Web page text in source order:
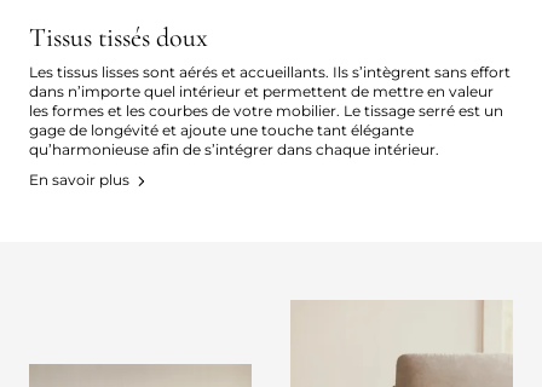
Tissus tissés doux
Les tissus lisses sont aérés et accueillants. Ils s’intègrent sans effort
dans n’importe quel intérieur et permettent de mettre en valeur
les formes et les courbes de votre mobilier. Le tissage serré est un
gage de longévité et ajoute une touche tant élégante
qu’harmonieuse afin de s’intégrer dans chaque intérieur.
En savoir plus